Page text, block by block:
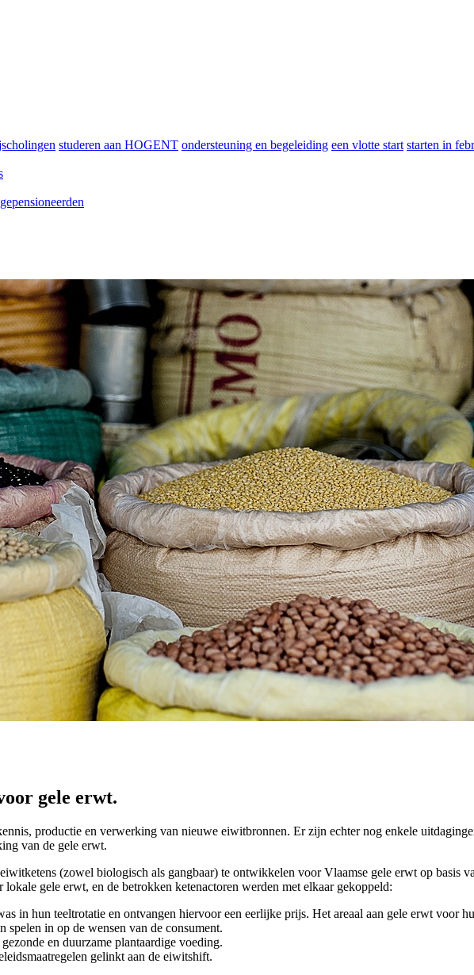
studeren aan HOGENT ondersteuning en begeleiding een vlotte start starten in
gele erwt.
productie en verwerking van nieuwe eiwitbronnen. Er zijn echter nog enkele
van de gele erwt.
(zowel biologisch als gangbaar) te ontwikkelen voor Vlaamse gele erwt op basis
gele erwt, en de betrokken ketenactoren werden met elkaar gekoppeld:
in hun teeltrotatie en ontvangen hiervoor een eerlijke prijs. Het areaal aan gele erwt voor
in op de wensen van de consument.
en duurzame plantaardige voeding.
gelinkt aan de eiwitshift.